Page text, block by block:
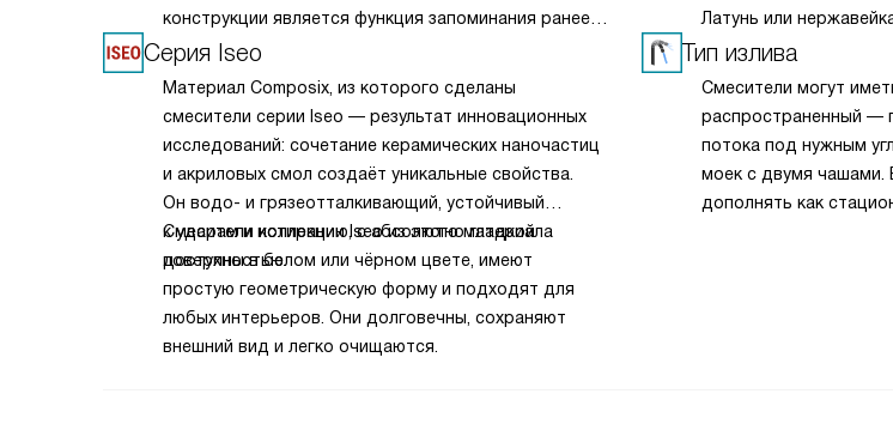
конструкции является функция запоминания ранее
заданной температуры.
Серия Iseo
Материал Composix, из которого сделаны
смесители серии Iseo — результат инновационных
исследований: сочетание керамических наночастиц
и акриловых смол создаёт уникальные свойства.
Он водо- и грязеотталкивающий, устойчивый
к ударам и истиранию, с абсолютно гладкой
поверхностью.
Смесители коллекции Iseo из этого материала
доступны в белом или чёрном цвете, имеют
простую геометрическую форму и подходят для
любых интерьеров. Они долговечны, сохраняют
внешний вид и легко очищаются.
Латунь или
долговечность.
Тип излива
Смесители могут
распространенный —
потока под нужным
моек с двумя
дополнять как